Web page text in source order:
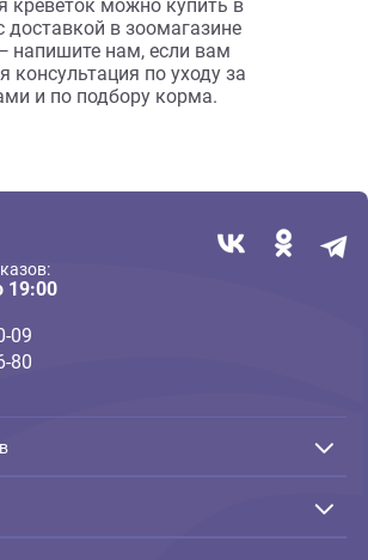
растительные
Подходит для
и морских
сбалансированное по
специальной текстуре, корм
тонет и медленно растворяется
не способствует
креветок можно купить в
— напишите нам, если вам
и по подбору корма.